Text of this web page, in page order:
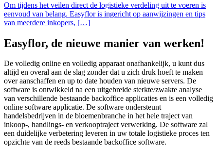
Om tijdens het veilen direct de logistieke verdeling uit te voeren is
eenvoud van belang. Easyflor is ingericht op aanwijzingen en tips
van meerdere inkopers, […]
Easyflor, de nieuwe manier van werken!
De volledig online en volledig apparaat onafhankelijk, u kunt dus
altijd en overal aan de slag zonder dat u zich druk hoeft te maken
over aanschaffen en up to date houden van nieuwe servers. De
software is ontwikkeld na een uitgebreide sterkte/zwakte analyse
van verschillende bestaande backoffice applicaties en is een volledig
online software applicatie. De software ondersteunt
handelsbedrijven in de bloemenbranche in het hele traject van
inkoop-, handlings- en verkooptraject verwerking. De software zal
een duidelijke verbetering leveren in uw totale logistieke proces ten
opzichte van de reeds bestaande backoffice software.